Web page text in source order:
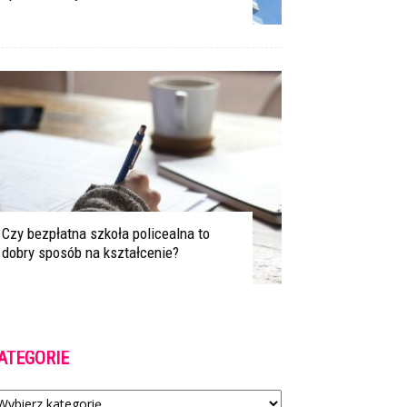
Czy bezpłatna szkoła policealna to
dobry sposób na kształcenie?